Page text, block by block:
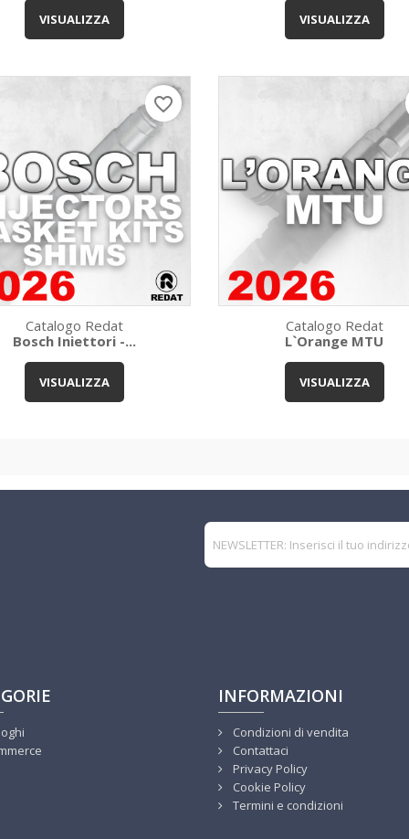
Anteprima
VISUALIZZA Anteprima
VISUALIZZA
Anteprima
Catalogo Redat
Bosch Iniettori -...
VISUALIZZA
favorite_border
Anteprima
Catalogo Redat
L`Orange MTU
VISUALIZZA
INFORMAZIONI
Condizioni di vendita
Contattaci
Privacy Policy
Cookie Policy
Termini e condizioni